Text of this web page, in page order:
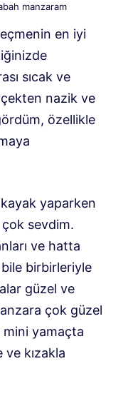
manzaram
en iyi
sıcak ve
nazik ve
özellikle
yaparken
sevdim.
ve hatta
birbirleriyle
güzel ve
çok güzel
mini yamaçta
ve kızakla